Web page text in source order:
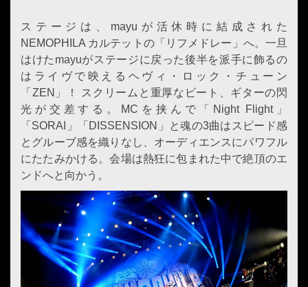
ステージは、mayuが活休時に結成された
NEMOPHILA カルテットの「リフメドレー」へ。一旦
はけたmayuがステージに戻った後半を派手に飾るの
はライヴで映えるヘヴィ・ロック・チューン
「ZEN」！ スクリームと重厚なビート、ギターの閃
光が交差する。MCを挟んで「Night Flight」
「SORAI」「DISSENSION」と魂の3曲はスピード感
とグルーブ感を織りなし、オーディエンスにパワフル
にたたみかける。会場は熱狂に包まれた中で絶頂のエ
ンドへと向かう。